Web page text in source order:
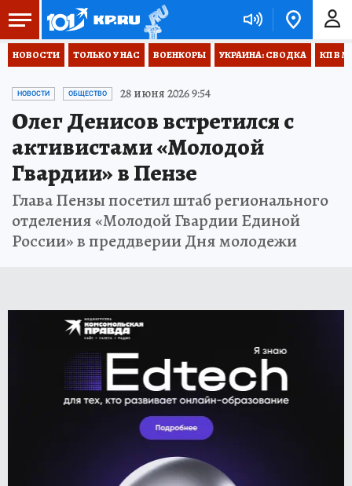
НОВОСТИ ТОЛЬКО У НАС ВОЕНКОРЫ УКРАИНА: СВОДКА КП В
НОВОСТИ ОБЩЕСТВО 28 июня 2026 9:54
Олег Денисов встретился с
активистами «Молодой
Гвардии» в Пензе
Глава Пензы посетил штаб регионального
отделения «Молодой Гвардии Единой
России» в преддверии Дня молодежи